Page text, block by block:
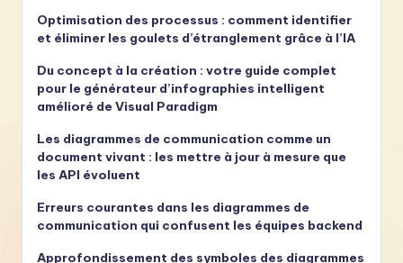
Optimisation des processus : comment identifier
et éliminer les goulets d’étranglement grâce à l’IA
Du concept à la création : votre guide complet
pour le générateur d’infographies intelligent
amélioré de Visual Paradigm
Les diagrammes de communication comme un
document vivant : les mettre à jour à mesure que
les API évoluent
Erreurs courantes dans les diagrammes de
communication qui confusent les équipes backend
Approfondissement des symboles des diagrammes